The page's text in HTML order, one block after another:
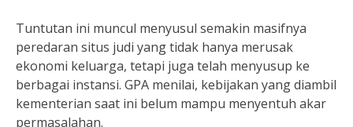
Tuntutan ini muncul menyusul semakin masifnya
peredaran situs judi yang tidak hanya merusak
ekonomi keluarga, tetapi juga telah menyusup ke
berbagai instansi. GPA menilai, kebijakan yang diambil
kementerian saat ini belum mampu menyentuh akar
permasalahan.